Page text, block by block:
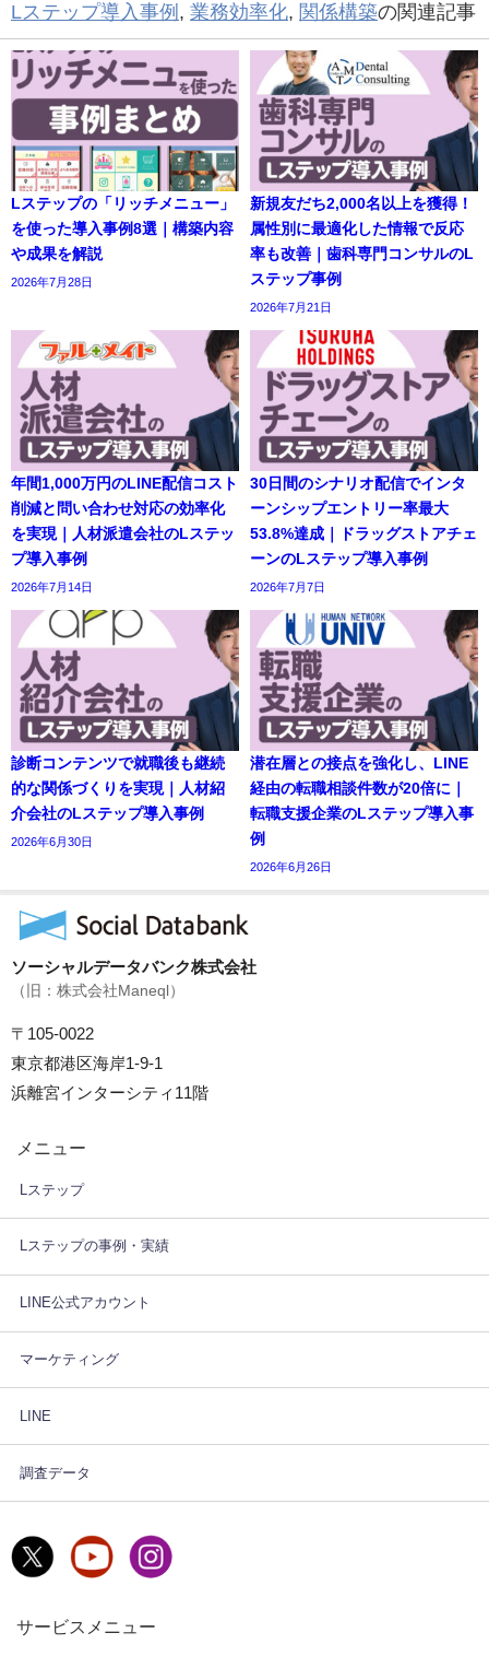
Lステップ導入事例 , 業務効率化, 関係構築の関連記事
Lステップの「リッチメニュー」
を使った導入事例8選｜構築内容
や成果を解説
2026年7月28日
新規友だち2,000名以上を獲得！
属性別に最適化した情報で反応
率も改善｜歯科専門コンサルのL
ステップ事例
2026年7月21日
年間1,000万円のLINE配信コスト
削減と問い合わせ対応の効率化
を実現｜人材派遣会社のLステッ
プ導入事例
2026年7月14日
30日間のシナリオ配信でインタ
ーンシップエントリー率最大
53.8%達成｜ドラッグストアチェ
ーンのLステップ導入事例
2026年7月7日
診断コンテンツで就職後も継続
的な関係づくりを実現｜人材紹
介会社のLステップ導入事例
2026年6月30日
潜在層との接点を強化し、LINE
経由の転職相談件数が20倍に｜
転職支援企業のLステップ導入事
例
2026年6月26日
ソーシャルデータバンク株式会社
（旧：株式会社Maneql）
〒105-0022
東京都港区海岸1-9-1
浜離宮インターシティ11階
メニュー
Lステップ
Lステップの事例・実績
LINE公式アカウント
マーケティング
LINE
調査データ
サービスメニュー